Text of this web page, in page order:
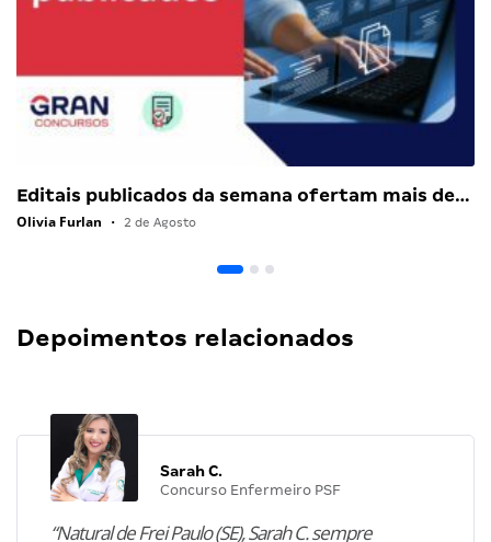
Editais publicados da semana ofertam mais de…
Olivia Furlan • 2 de Agosto
Depoimentos relacionados
Sarah C.
Concurso Enfermeiro PSF
“Natural de Frei Paulo (SE), Sarah C. sempre